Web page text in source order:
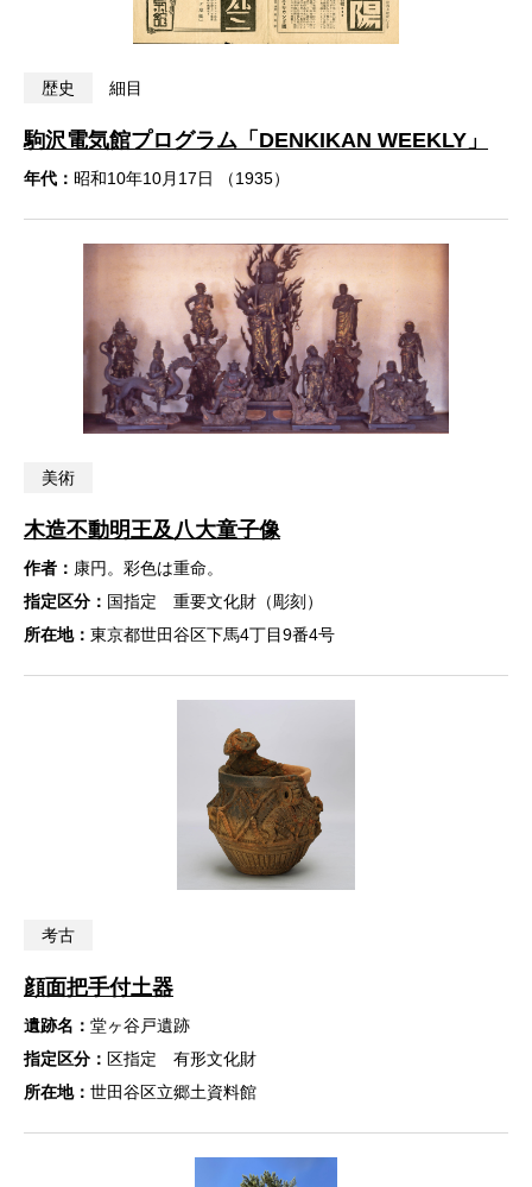
歴史 細目
駒沢電気館プログラム「DENKIKAN WEEKLY」
年代： 昭和10年10月17日 （1935）
美術
木造不動明王及八大童子像
作者： 康円。彩色は重命。
指定区分： 国指定 重要文化財（彫刻）
所在地： 東京都世田谷区下馬4丁目9番4号
考古
顔面把手付土器
遺跡名： 堂ヶ谷戸遺跡
指定区分： 区指定 有形文化財
所在地： 世田谷区立郷土資料館